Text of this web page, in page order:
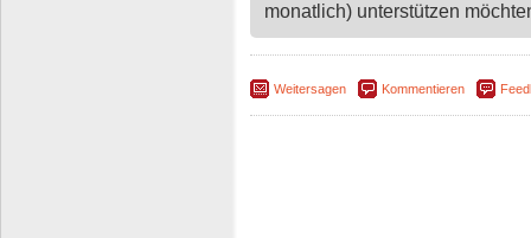
monatlich) unterstützen
Weitersagen Kommentieren